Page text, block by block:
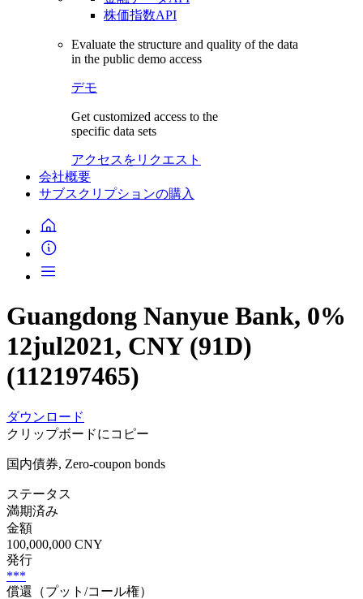
株価指数API
Evaluate the structure and quality of the data
in the public demo access
デモ
Get customized access to the
specific data sets
アクセスをリクエスト
会社概要
サブスクリプションの購入
Guangdong Nanyue Bank, 0%
12jul2021, CNY (91D)
(112197465)
ダウンロード
クリップボードにコピー
国内債券, Zero-coupon bonds
ステータス
満期済み
金額
100,000,000 CNY
発行
***
償還（プット/コール権）